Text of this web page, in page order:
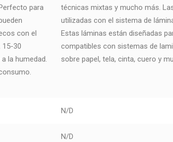
para
con el
15-30
la humedad.
técnicas mixtas y mucho más.
utilizadas con el sistema de
Estas láminas están diseñadas
compatibles con sistemas de
sobre papel, tela, cinta, cuero y
N/D
N/D